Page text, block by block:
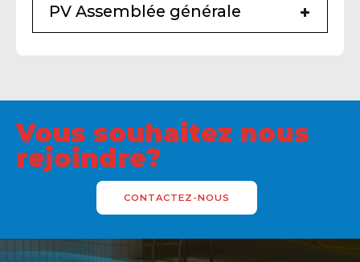
PV Assemblée générale
Vous souhaitez nous
rejoindre?
CONTACTEZ-NOUS